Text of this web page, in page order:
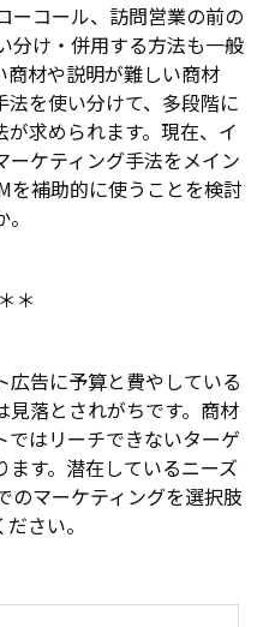
ーコール、訪問営業の前の
分け・併用する方法も一般
商材や説明が難しい商材
を使い分けて、多段階に
求められます。現在、イ
ーケティング手法をメイン
を補助的に使うことを検討
＊
告に予算と費やしている
落とされがちです。商材
ではリーチできないターゲ
す。潜在しているニーズ
のマーケティングを選択肢
さい。